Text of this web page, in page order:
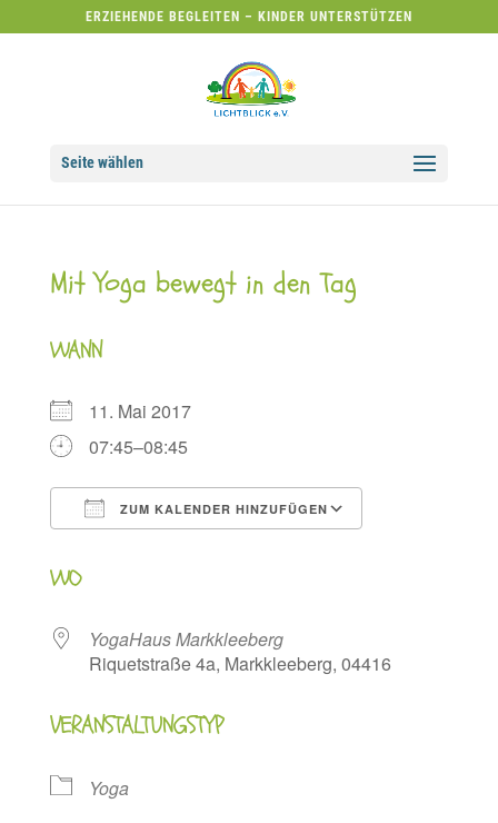
ERZIEHENDE BEGLEITEN – KINDER UNTERSTÜTZEN
Seite wählen
Mit Yoga bewegt in den Tag
WANN
11. Mai 2017
07:45–08:45
ZUM KALENDER HINZUFÜGEN
WO
YogaHaus Markkleeberg
Riquetstraße 4a, Markkleeberg, 04416
VERANSTALTUNGSTYP
Yoga